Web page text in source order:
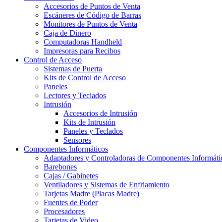
Accesorios de Puntos de Venta
Escáneres de Código de Barras
Monitores de Puntos de Venta
Caja de Dinero
Computadoras Handheld
Impresoras para Recibos
Control de Acceso
Sistemas de Puerta
Kits de Control de Acceso
Paneles
Lectores y Teclados
Intrusión
Accesorios de Intrusión
Kits de Intrusión
Paneles y Teclados
Sensores
Componentes Informáticos
Adaptadores y Controladoras de Componentes
Barebones
Cajas / Gabinetes
Ventiladores y Sistemas de Enfriamiento
Tarjetas Madre (Placas Madre)
Fuentes de Poder
Procesadores
Tarjetas de Video